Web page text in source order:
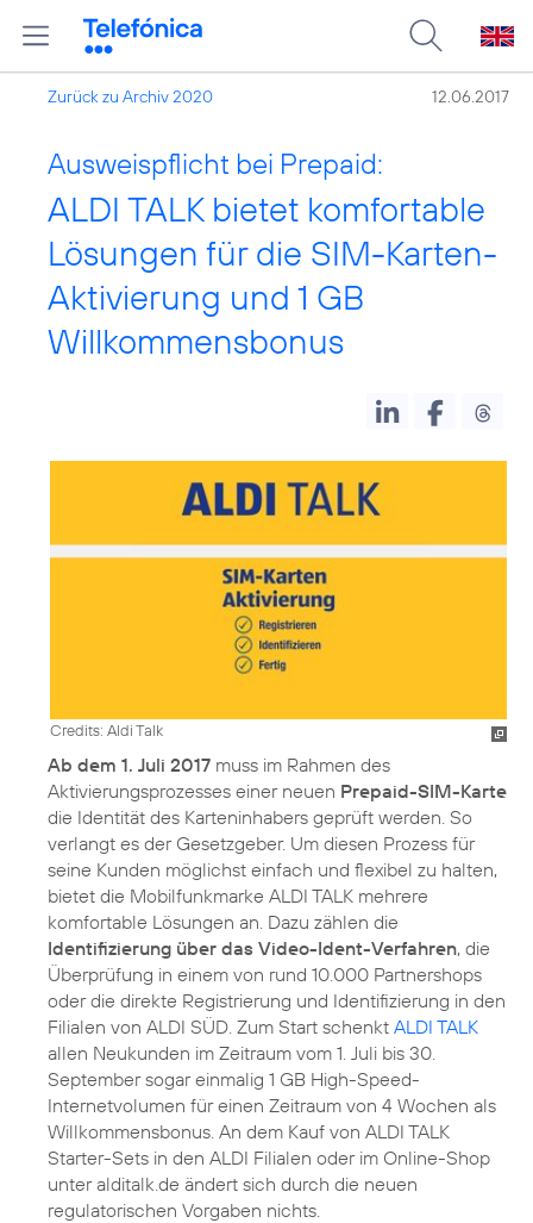
Zurück zu Archiv 2020 12.06.2017
Ausweispflicht bei Prepaid:
ALDI TALK bietet komfortable
Lösungen für die SIM-Karten-
Aktivierung und 1 GB
Willkommensbonus
Credits: Aldi Talk
Ab dem 1. Juli 2017 muss im Rahmen des
Aktivierungsprozesses einer neuen Prepaid-SIM-Karte
die Identität des Karteninhabers geprüft werden. So
verlangt es der Gesetzgeber. Um diesen Prozess für
seine Kunden möglichst einfach und flexibel zu halten,
bietet die Mobilfunkmarke ALDI TALK mehrere
komfortable Lösungen an. Dazu zählen die
Identifizierung über das Video-Ident-Verfahren, die
Überprüfung in einem von rund 10.000 Partnershops
oder die direkte Registrierung und Identifizierung in den
Filialen von ALDI SÜD. Zum Start schenkt ALDI TALK
allen Neukunden im Zeitraum vom 1. Juli bis 30.
September sogar einmalig 1 GB High-Speed-
Internetvolumen für einen Zeitraum von 4 Wochen als
Willkommensbonus. An dem Kauf von ALDI TALK
Starter-Sets in den ALDI Filialen oder im Online-Shop
unter alditalk.de ändert sich durch die neuen
regulatorischen Vorgaben nichts.